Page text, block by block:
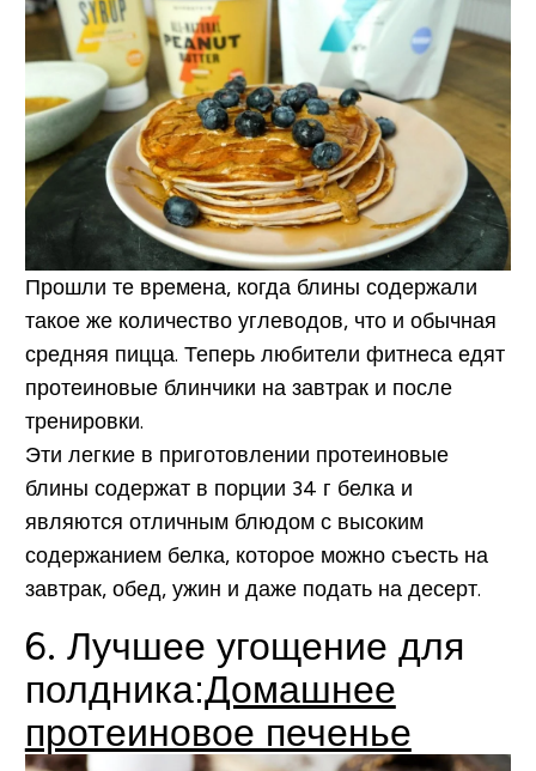
Прошли те времена, когда блины содержали
такое же количество углеводов, что и обычная
средняя пицца. Теперь любители фитнеса едят
протеиновые блинчики на завтрак и после
тренировки.
Эти легкие в приготовлении протеиновые
блины содержат в порции 34 г белка и
являются отличным блюдом с высоким
содержанием белка, которое можно съесть на
завтрак, обед, ужин и даже подать на десерт.
6. Лучшее угощение для
полдника:Домашнее
протеиновое печенье